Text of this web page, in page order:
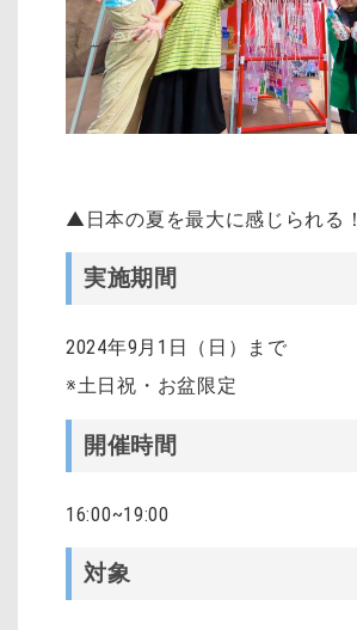
▲日本の夏を最大に感じられる！
実施期間
2024年9月1日（日）
まで
※土日祝・お盆限定
開催時間
16:00~19:00
対象